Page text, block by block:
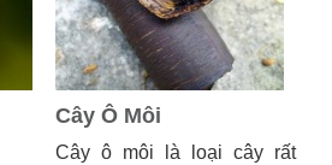
Cây Ô Môi
Cây ô môi là loại cây rất